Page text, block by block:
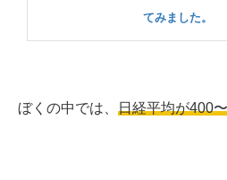
てみました。
ぼくの中では、 日経平均が400